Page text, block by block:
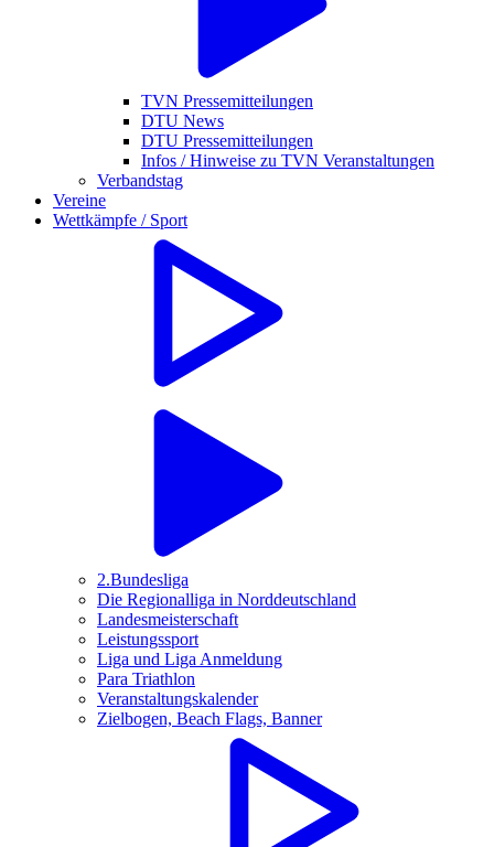
TVN Pressemitteilungen
DTU News
DTU Pressemitteilungen
Infos / Hinweise zu TVN Veranstaltungen
Verbandstag
Vereine
Wettkämpfe / Sport
2.Bundesliga
Die Regionalliga in Norddeutschland
Landesmeisterschaft
Leistungssport
Liga und Liga Anmeldung
Para Triathlon
Veranstaltungskalender
Zielbogen, Beach Flags, Banner